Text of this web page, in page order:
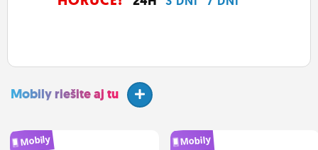
Mobily riešite aj tu
Mobily Mobily